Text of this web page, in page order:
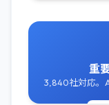
重
3,840社対応。